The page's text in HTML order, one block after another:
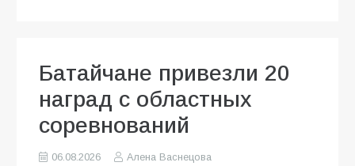
Батайчане привезли 20
наград с областных
соревнований
06.08.2026
Алена Васнецова